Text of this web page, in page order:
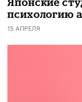
психологию
15 АПРЕЛЯ